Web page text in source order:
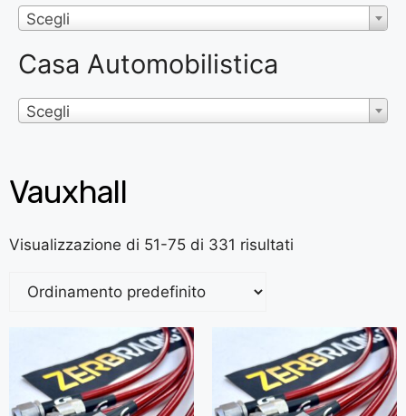
Scegli
Casa Automobilistica
Scegli
Vauxhall
Visualizzazione di 51-75 di 331 risultati